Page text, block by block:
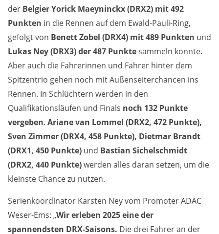
der Belgier Yorick Maeyninckx (DRX2) mit 492
Punkten in die Rennen auf dem Ewald-Pauli-Ring,
gefolgt von Benett Zobel (DRX4) mit 489 Punkten und
Lukas Ney (DRX3) der 487 Punktesammeln konnte.
Aber auch die Fahrerinnen und Fahrer hinter dem
Spitzentrio gehen noch mit Außenseiterchancen ins
Rennen. In Schlüchtern werden in den
Qualifikationsläufen und Finals noch 132 Punkte
vergeben. Ariane van Lommel (DRX2, 472 Punkte),
Sven Zimmer (DRX4, 458 Punkte), Dietmar Brandt
(DRX1, 450 Punkte) und Bastian Sichelschmidt
(DRX2, 440 Punkte)werden alles daran setzen, um die
kleinste Chance zu nutzen.
Serienkoordinator Karsten Ney vom Promoter ADAC
Weser-Ems: „Wir erleben 2025 eine der
spannendsten DRX-Saisons. Die drei Fahrer an der
gw-cookie-bgimage
DMSB
Zweck:
Dieser Cookie speichert Informationen zu
verwendeten Hintergrundbildern der Website.
Cookie Laufzeit:
24 Stunden
Cookie Consent
cookie_consent
DMSB